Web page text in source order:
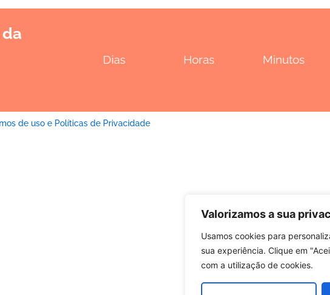
Valorizamos a sua
Usamos cookies para
sua experiência. Clique em
com a utilização de cookies.
Dias Horas Minutos
de uso e Políticas de Privacidade